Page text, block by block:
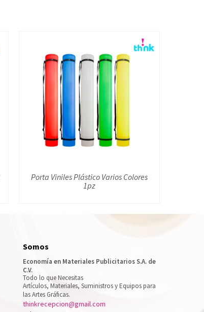
Porta Viniles Plástico Varios Colores
1pz
Somos
Economía en Materiales Publicitarios S.A. de
C.V.
Todo lo que Necesitas
Artículos, Materiales, Suministros y Equipos para
las Artes Gráficas.
thinkrecepcion@gmail.com